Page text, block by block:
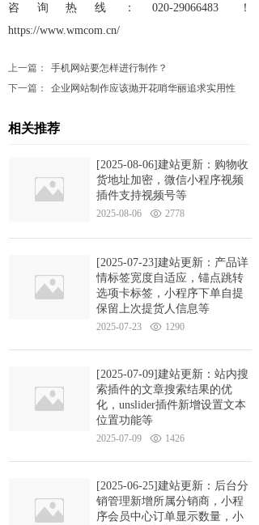
咨询热线：020-29066483 ！
https://www.wmcom.cn/
上一篇：
手机网站要怎样进行制作？
下一篇：
企业网站制作应该抛开花哨华丽追求实用性
相关推荐
[2025-08-06]建站更新：购物收
货地址加密，微信小程序视频
插件支持视频号等
2025-08-06 2778
[2025-07-23]建站更新：产品详
情标签宽度自适应，锚点跳转
选项卡标签，小程序下单自提
保留上次提货人信息等
2025-07-23 1290
[2025-07-09]建站更新：站内搜
索插件的文章搜索结果的优
化，unslider插件新增设置文本
位置功能等
2025-07-09 1426
[2025-06-25]建站更新：后台分
销管理新增所属分销商，小程
序会员中心订单显示数量，小